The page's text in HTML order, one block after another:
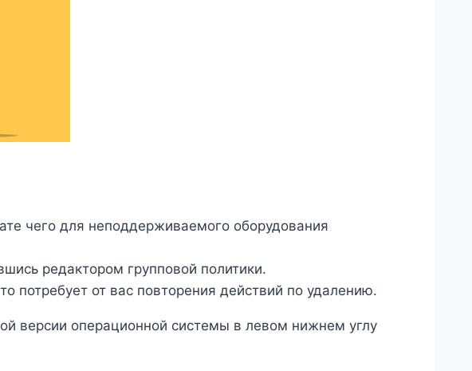
чего для неподдерживаемого оборудования
редактором групповой политики.
потребует от вас повторения действий по удалению.
версии операционной системы в левом нижнем углу